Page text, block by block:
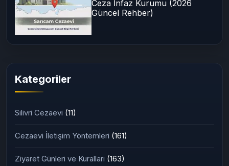
Ceza İnfaz Kurumu (2026
Güncel Rehber)
Kategoriler
Silivri Cezaevi (11)
Cezaevi İletişim Yöntemleri (161)
Ziyaret Günleri ve Kuralları (163)